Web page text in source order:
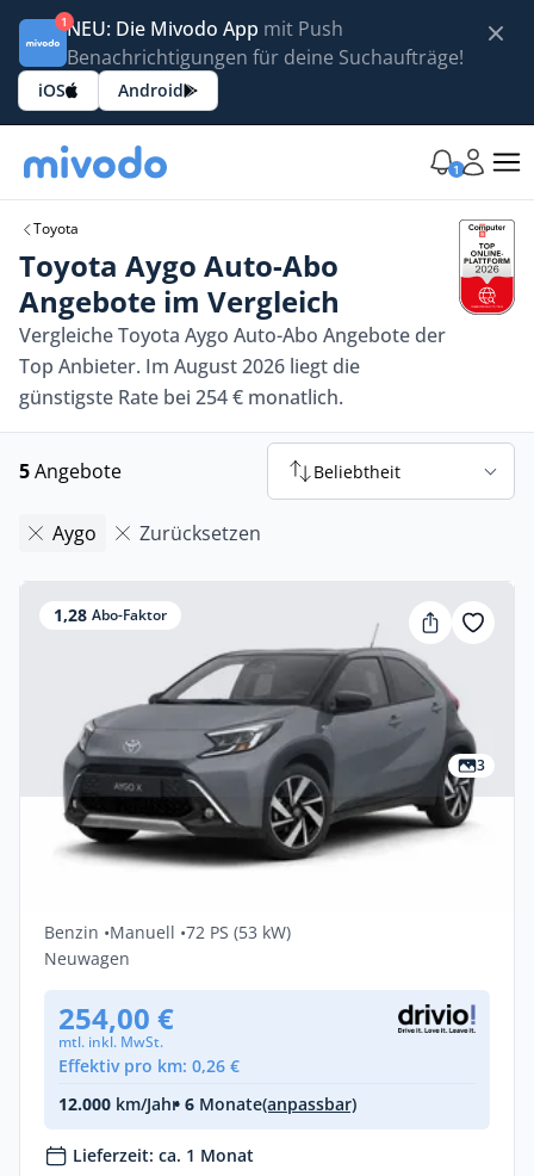
1NEU: Die Mivodo App mit Push
Benachrichtigungen für deine Suchaufträge!
iOS Android
1
Toyota
Toyota Aygo Auto-Abo
Angebote im Vergleich
Vergleiche Toyota Aygo Auto-Abo Angebote der
Top Anbieter. Im August 2026 liegt die
günstigste Rate bei 254 € monatlich.
5Angebote Beliebtheit
Aygo Zurücksetzen
1,28 Abo-Faktor
3
Privat & Gewerbe Deal
Toyota Aygo X Teamplayer,
Benzin •Manuell •72 PS (53 kW)
Neuwagen
254,00 €
mtl. inkl. MwSt.
Effektiv pro km: 0,26 €
12.000 km/Jahr• 6 Monate(anpassbar)
Lieferzeit: ca. 1 Monat